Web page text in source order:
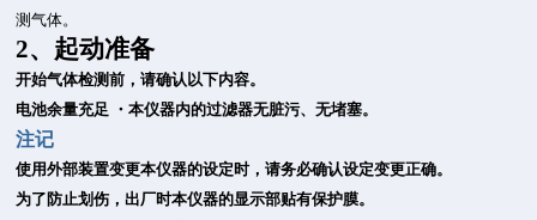
测气体。
2、起动准备
开始气体检测前，请确认以下内容。
电池余量充足 ・本仪器内的过滤器无脏污、无堵塞。
注记
使用外部装置变更本仪器的设定时，请务必确认设定变更正确。
为了防止划伤，出厂时本仪器的显示部贴有保护膜。